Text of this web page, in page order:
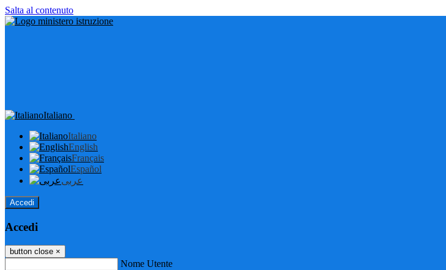
Salta al contenuto
Italiano
Italiano
English
Français
Español
عربى
Accedi
Accedi
button close ×
Nome Utente